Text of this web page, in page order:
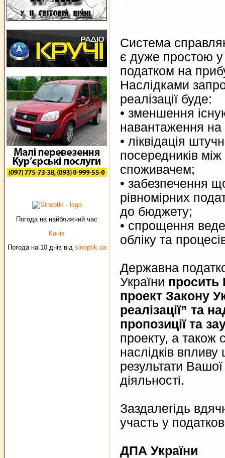
Погода на найближчий час
Канів
Погода на 10 днів від sinoptik.ua
Система
є дуже простою у
податком на
Наслідками
реалізації буде:
• зменшення
навантаження на
• ліквідація
посередників
споживачем;
• забезпечення
рівномірних
до бюджету;
• спрощення
обліку та
Державна
України просить
проект Закону
реалізації” та
пропозиції та
проекту, а також
наслідків впливу
результати
діяльності.
Заздалегідь
участь у
ДПА України